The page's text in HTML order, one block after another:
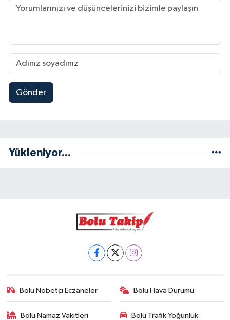
Gönder
Yükleniyor...
Bolu Nöbetçi Eczaneler Bolu Hava Durumu
Bolu Namaz Vakitleri
Bolu Trafik Yoğunluk